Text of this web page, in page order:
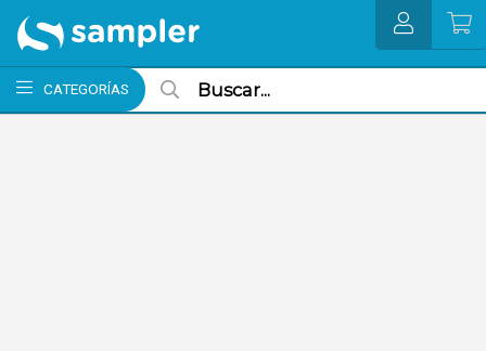
CATEGORÍAS
MI COMPRA